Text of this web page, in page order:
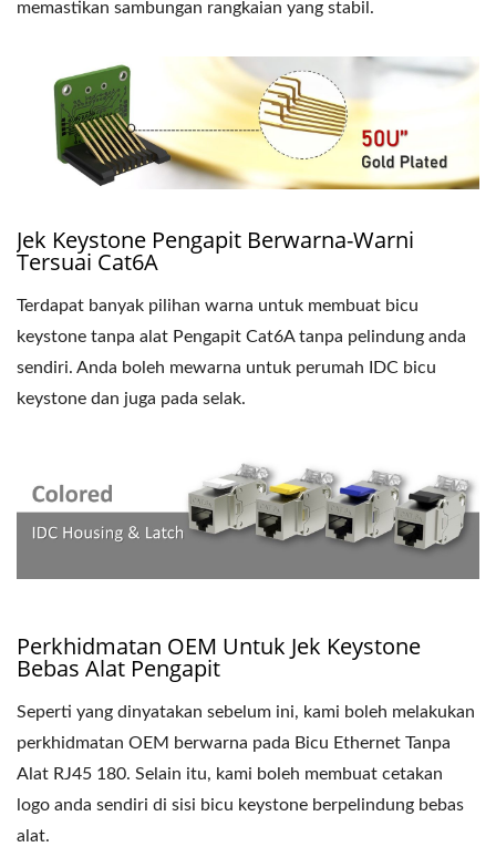
memastikan sambungan rangkaian yang stabil.
Jek Keystone Pengapit Berwarna-Warni
Tersuai Cat6A
Terdapat banyak pilihan warna untuk membuat bicu
keystone tanpa alat Pengapit Cat6A tanpa pelindung anda
sendiri. Anda boleh mewarna untuk perumah IDC bicu
keystone dan juga pada selak.
Perkhidmatan OEM Untuk Jek Keystone
Bebas Alat Pengapit
Seperti yang dinyatakan sebelum ini, kami boleh melakukan
perkhidmatan OEM berwarna pada Bicu Ethernet Tanpa
Alat RJ45 180. Selain itu, kami boleh membuat cetakan
logo anda sendiri di sisi bicu keystone berpelindung bebas
alat.